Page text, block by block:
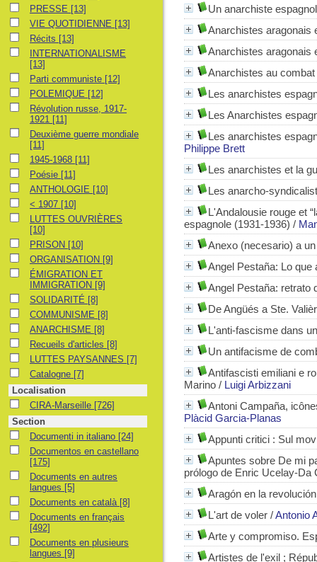
Un anarchiste
Anarchistes aragonais
Anarchistes aragonais
Anarchistes au combat
Les anarchistes
Les Anarchistes
Les anarchistes
Philippe Brett
Les anarchistes et la
Les anarcho-
L'Andalousie rouge et
espagnole (1931-1936) /
Anexo (necesario) a
Angel Pestaña: Lo que
Angel Pestaña: retrato
De Angüés a Ste.
L'anti-fascisme dans
Un antifacisme de
Antifascisti emiliani e
Marino / Luigi Arbizzani
Antoni Campaña,
Plàcid Garcia-Planas
Appunti critici : Sul
Apuntes sobre De mi
prólogo de Enric Ucelay-Da
Aragón en la
L'art de voler /Antonio
Arte y compromiso.
Artistes de l'exil ;
PRESSEPRESSE [13]
VIE QUOTIDIENNE
VIE QUOTIDIENNE [13]
RécitsRécits [13]
INTERNATIONALISME
INTERNATIONALISME
[13]
Parti communiste
Parti communiste [12]
POLEMIQUE
POLEMIQUE [12]
Révolution russe, 1917-1921
Révolution russe, 1917-
1921 [11]
Deuxième guerre mondiale
Deuxième guerre mondiale
[11]
1945-19681945-1968 [11]
PoésiePoésie [11]
ANTHOLOGIE
ANTHOLOGIE [10]
< 1907< 1907 [10]
LUTTES OUVRIÈRES
LUTTES OUVRIÈRES
[10]
PRISONPRISON [10]
ORGANISATION
ORGANISATION [9]
ÉMIGRATION ET IMMIGRATION
ÉMIGRATION ET
IMMIGRATION [9]
SOLIDARITÉ
SOLIDARITÉ [8]
COMMUNISME
COMMUNISME [8]
ANARCHISME
ANARCHISME [8]
Recueils d'articles
Recueils d'articles [8]
LUTTES PAYSANNES
LUTTES PAYSANNES [7]
CatalogneCatalogne [7]
Localisation
CIRA-Marseille
CIRA-Marseille [726]
Section
Documenti in italiano
Documenti in italiano [24]
Documentos en castellano
Documentos en castellano
[175]
Documents en autres langues
Documents en autres
langues [5]
Documents en català
Documents en català [8]
Documents en français
Documents en français
[492]
Documents en plusieurs langues
Documents en plusieurs
langues [9]